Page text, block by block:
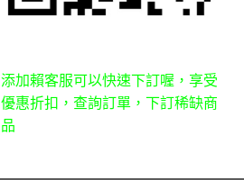
添加賴客服可以快速下訂喔，享受
優惠折扣，查詢訂單，下訂稀缺商
品